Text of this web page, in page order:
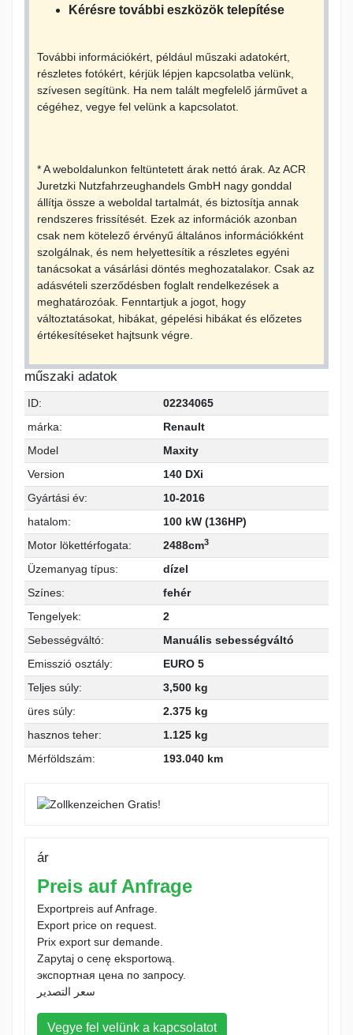
Kérésre további eszközök telepítése
További információkért, például műszaki adatokért,
részletes fotókért, kérjük lépjen kapcsolatba velünk,
szívesen segítünk. Ha nem talált megfelelő járművet a
cégéhez, vegye fel velünk a kapcsolatot.
* A weboldalunkon feltüntetett árak nettó árak. Az ACR
Juretzki Nutzfahrzeughandels GmbH nagy gonddal
állítja össze a weboldal tartalmát, és biztosítja annak
rendszeres frissítését. Ezek az információk azonban
csak nem kötelező érvényű általános információkként
szolgálnak, és nem helyettesítik a részletes egyéni
tanácsokat a vásárlási döntés meghozatalakor. Csak az
adásvételi szerződésben foglalt rendelkezések a
meghatározóak. Fenntartjuk a jogot, hogy
változtatásokat, hibákat, gépelési hibákat és előzetes
értékesítéseket hajtsunk végre.
műszaki adatok
ID:
02234065
márka:
Renault
Model
Maxity
Version
140 DXi
Gyártási év:
10-2016
hatalom:
100 kW (136HP)
Motor lökettérfogata:
2488cm3
Üzemanyag típus:
dízel
Színes:
fehér
Tengelyek:
2
Sebességváltó:
Manuális sebességváltó
Emisszió osztály:
EURO 5
Teljes súly:
3,500 kg
üres súly:
2.375 kg
hasznos teher:
1.125 kg
Mérföldszám:
193.040 km
ár
Preis auf Anfrage
Exportpreis auf Anfrage.
Export price on request.
Prix export sur demande.
Zapytaj o cenę eksportową.
экспортная цена по запросу.
سعر التصدير
Vegye fel velünk a kapcsolatot